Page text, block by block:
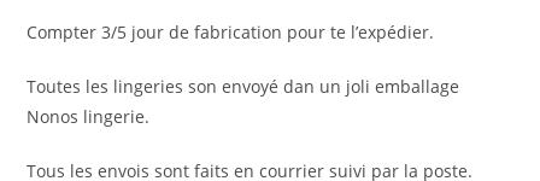
Compter 3/5 jour de fabrication pour te l’expédier.
Toutes les lingeries son envoyé dan un joli emballage
Nonos lingerie.
Tous les envois sont faits en courrier suivi par la poste.